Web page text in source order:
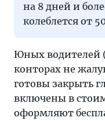
на 8 дней и
колеблется от
Юных водителей
конторах не
готовы закрыть
включены в
оформляют